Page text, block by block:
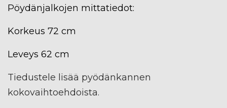
Pöydänjalkojen mittatiedot:
Korkeus 72 cm
Leveys 62 cm
Tiedustele lisää pyödänkannen
kokovaihtoehdoista.